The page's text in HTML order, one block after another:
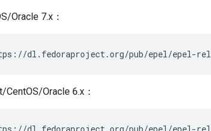
Oracle 7.x：
dl.fedoraproject.org/pub/epel/epel-
CentOS/Oracle 6.x：